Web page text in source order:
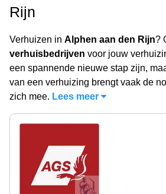
Rijn
Verhuizen in Alphen aan den Rijn?
verhuisbedrijven voor jouw
een spannende nieuwe stap zijn,
van een verhuizing brengt vaak de
zich mee. Lees meer